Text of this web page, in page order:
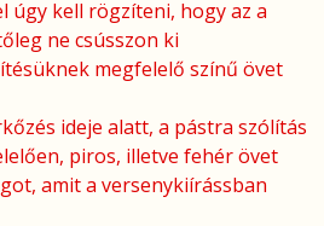
úgy kell rögzíteni, hogy az a
ne csússzon ki
megfelelő színű övet
ideje alatt, a pástra szólítás
piros, illetve fehér övet
amit a versenykiírássban